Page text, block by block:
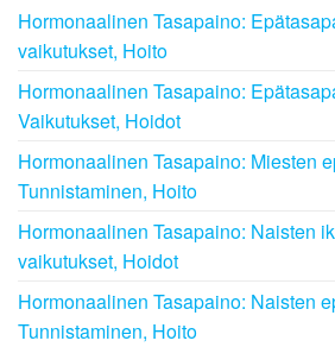
Hormonaalinen Tasapaino:
vaikutukset, Hoito
Hormonaalinen Tasapaino:
Vaikutukset, Hoidot
Hormonaalinen Tasapaino: Miesten
Tunnistaminen, Hoito
Hormonaalinen Tasapaino: Naisten
vaikutukset, Hoidot
Hormonaalinen Tasapaino: Naisten
Tunnistaminen, Hoito